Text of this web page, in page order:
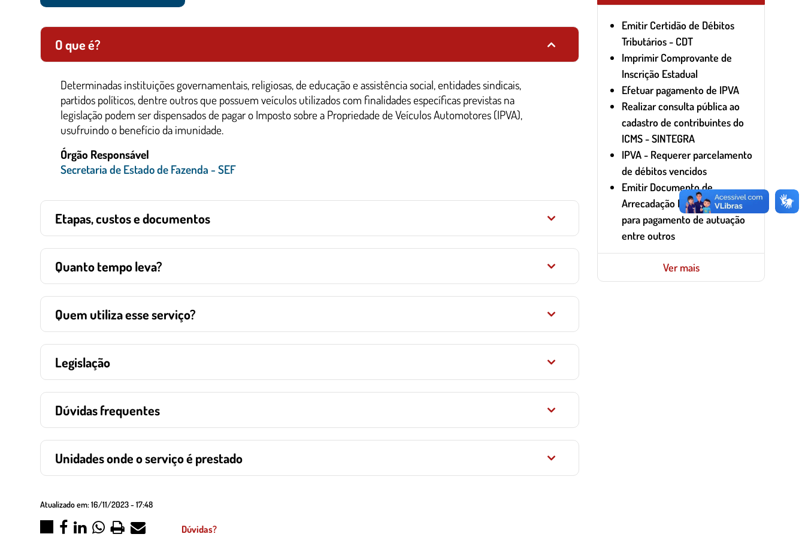
O que é?
Determinadas instituições governamentais, religiosas, de educação e assistência social, entidades sindicais,
partidos políticos, dentre outros que possuem veículos utilizados com finalidades específicas previstas na
legislação podem ser dispensados de pagar o Imposto sobre a Propriedade de Veículos Automotores (IPVA),
usufruindo o benefício da imunidade.
Órgão Responsável
Secretaria de Estado de Fazenda - SEF
Etapas, custos e documentos
Quanto tempo leva?
Quem utiliza esse serviço?
Legislação
Dúvidas frequentes
Unidades onde o serviço é prestado
Atualizado em:16/11/2023 - 17:48
Emitir Certidão de Débitos
Tributários - CDT
Imprimir Comprovante de
Inscrição Estadual
Efetuar pagamento de IPVA
Realizar consulta pública ao
cadastro de contribuintes do
ICMS - SINTEGRA
IPVA - Requerer parcelamento
de débitos vencidos
Emitir Documento de
Arrecadação Estadual - DAE
para pagamento de autuação
entre outros
Ver mais
Dúvidas?